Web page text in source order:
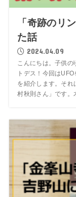
「奇跡のリ
た話
2024.04.09
こんにちは。子供
トデス！今回は
を紹介します。それ
村秋則さん」です。